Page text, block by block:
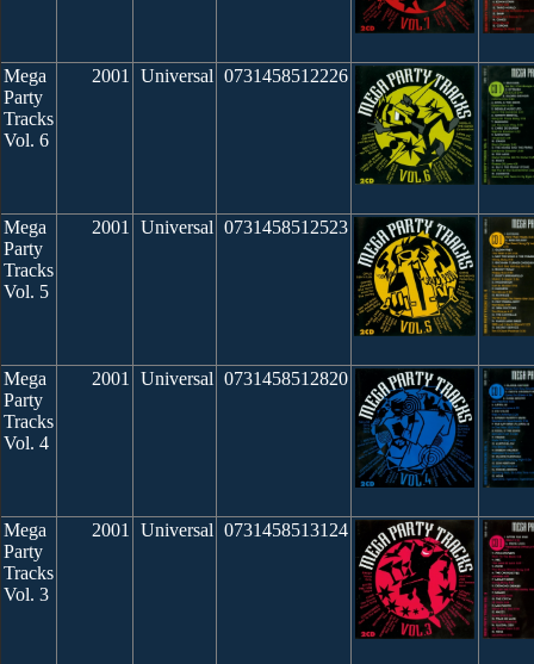
Mega
Party
Tracks
Vol. 6
2001 Universal 0731458512226
Mega
Party
Tracks
Vol. 5
2001 Universal 0731458512523
Mega
Party
Tracks
Vol. 4
2001 Universal 0731458512820
Mega
Party
Tracks
Vol. 3
2001 Universal 0731458513124